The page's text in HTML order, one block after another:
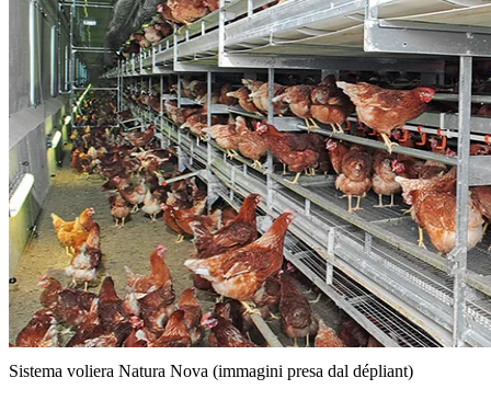
Sistema voliera Natura Nova (immagini presa dal dépliant)